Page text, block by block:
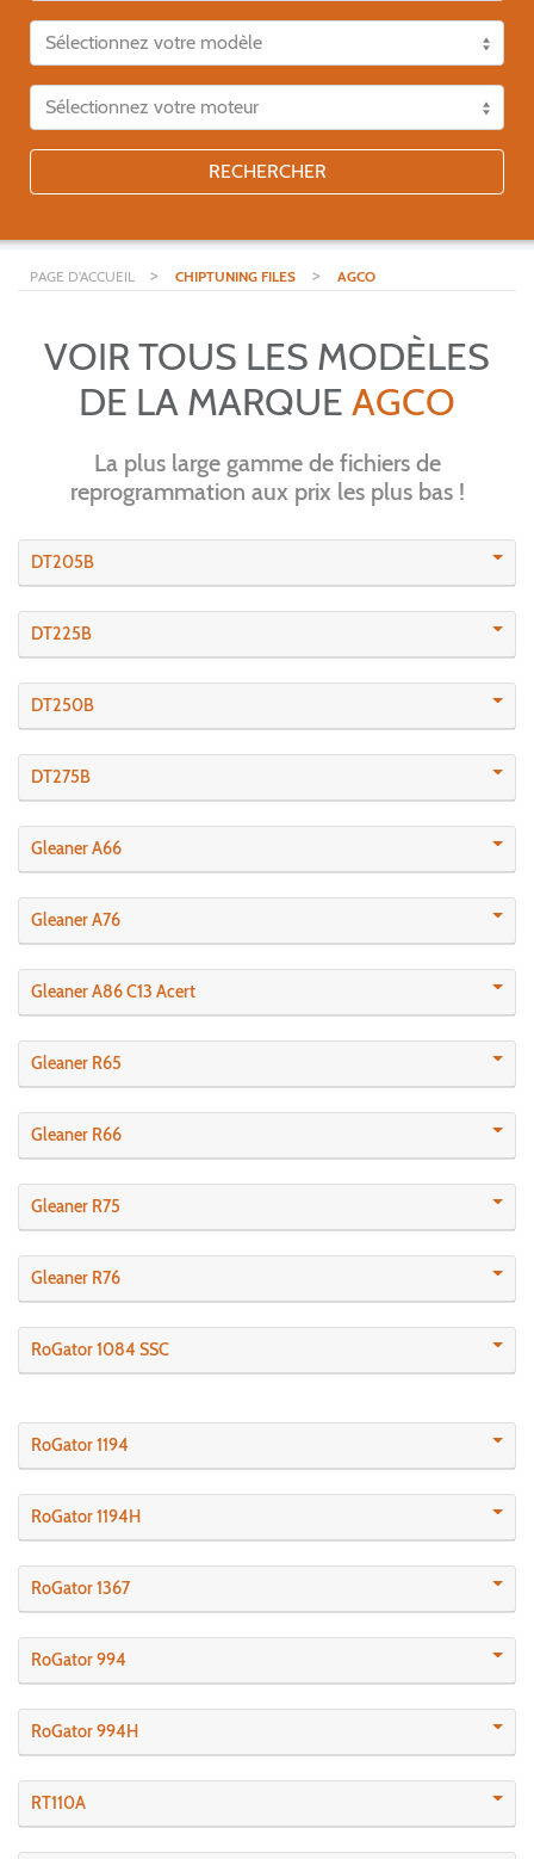
RECHERCHER
PAGE D'ACCUEIL > CHIPTUNING FILES > AGCO
VOIR TOUS LES MODÈLES
DE LA MARQUE AGCO
La plus large gamme de fichiers de
reprogrammation aux prix les plus bas !
DT205B
DT225B
DT250B
DT275B
Gleaner A66
Gleaner A76
Gleaner A86 C13 Acert
Gleaner R65
Gleaner R66
Gleaner R75
Gleaner R76
RoGator 1084 SSC
RoGator 1194
RoGator 1194H
RoGator 1367
RoGator 994
RoGator 994H
RT110A